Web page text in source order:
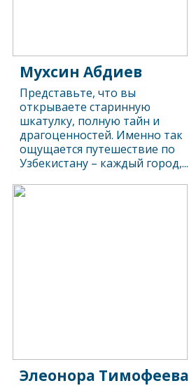
Мухсин Абдиев
Представьте, что вы
открываете старинную
шкатулку, полную тайн и
драгоценностей. Именно так
ощущается путешествие по
Узбекистану – каждый город,...
Элеонора Тимофеева